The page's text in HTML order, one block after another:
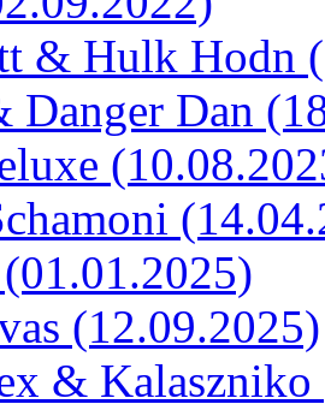
& Hulk Hodn
Danger Dan
(12.09.2025)
&